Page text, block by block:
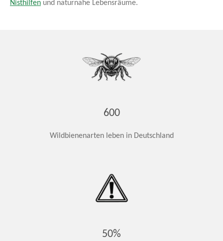
Nisthilfen und naturnahe Lebensräume.
600
Wildbienenarten leben in Deutschland
50%